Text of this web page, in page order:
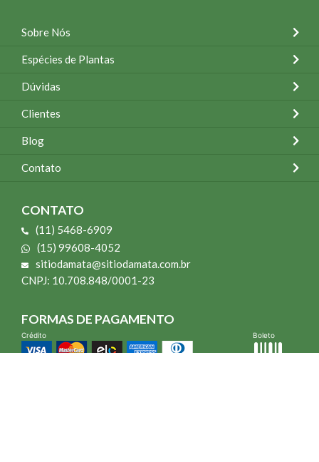
Sobre Nós
Espécies de Plantas
Dúvidas
Clientes
Blog
Contato
CONTATO
(11) 5468-6909
(15) 99608-4052
sitiodamata@sitiodamata.com.br
CNPJ: 10.708.848/0001-23
FORMAS DE PAGAMENTO
Crédito Boleto